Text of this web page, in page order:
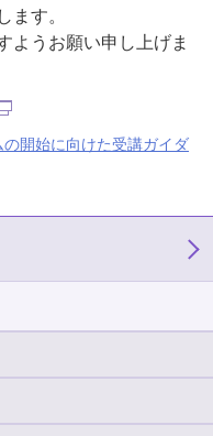
ます。
ようお願い申し上げま
開始に向けた受講ガイダ